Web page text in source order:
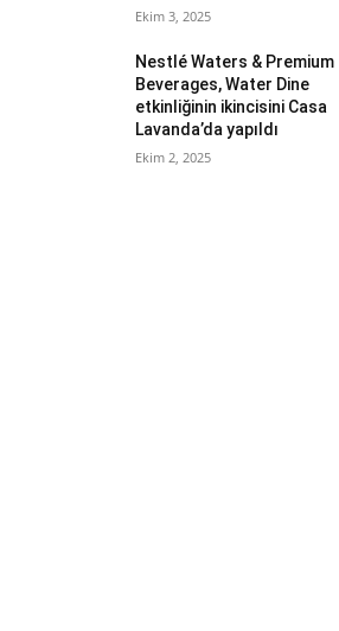
Ekim 3, 2025
Nestlé Waters & Premium
Beverages, Water Dine
etkinliğinin ikincisini Casa
Lavanda’da yapıldı
Ekim 2, 2025